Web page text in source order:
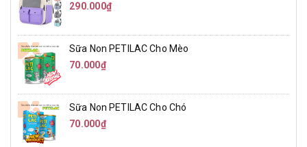
290.000₫
Sữa Non PETILAC Cho Mèo
70.000₫
Sữa Non PETILAC Cho Chó
70.000₫